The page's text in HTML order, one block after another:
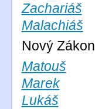
Zachariáš
Malachiáš
Nový Zákon
Matouš
Marek
Lukáš